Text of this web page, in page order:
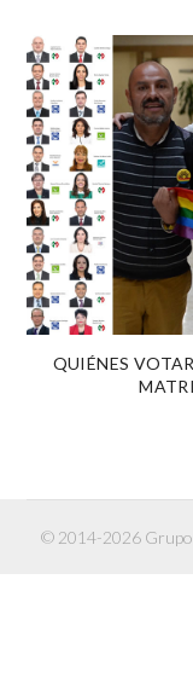
QUIÉNES
© 2014-2026 Grupo